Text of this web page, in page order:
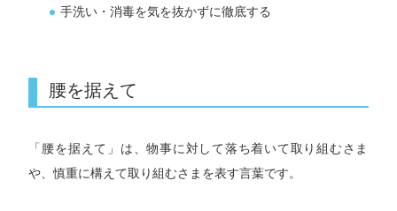
手洗い・消毒を気を抜かずに徹底する
腰を据えて
「腰を据えて」は、物事に対して落ち着いて取り組むさま
や、慎重に構えて取り組むさまを表す言葉です。